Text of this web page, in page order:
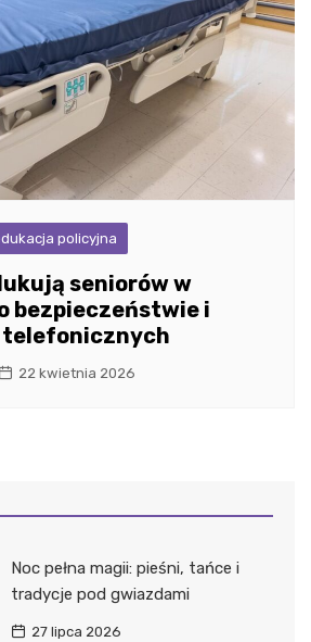
policyjna
seniorów w
bezpieczeństwie i
22 kwietnia 2026
Noc pełna magii: pieśni, tańce i
tradycje pod gwiazdami
27 lipca 2026